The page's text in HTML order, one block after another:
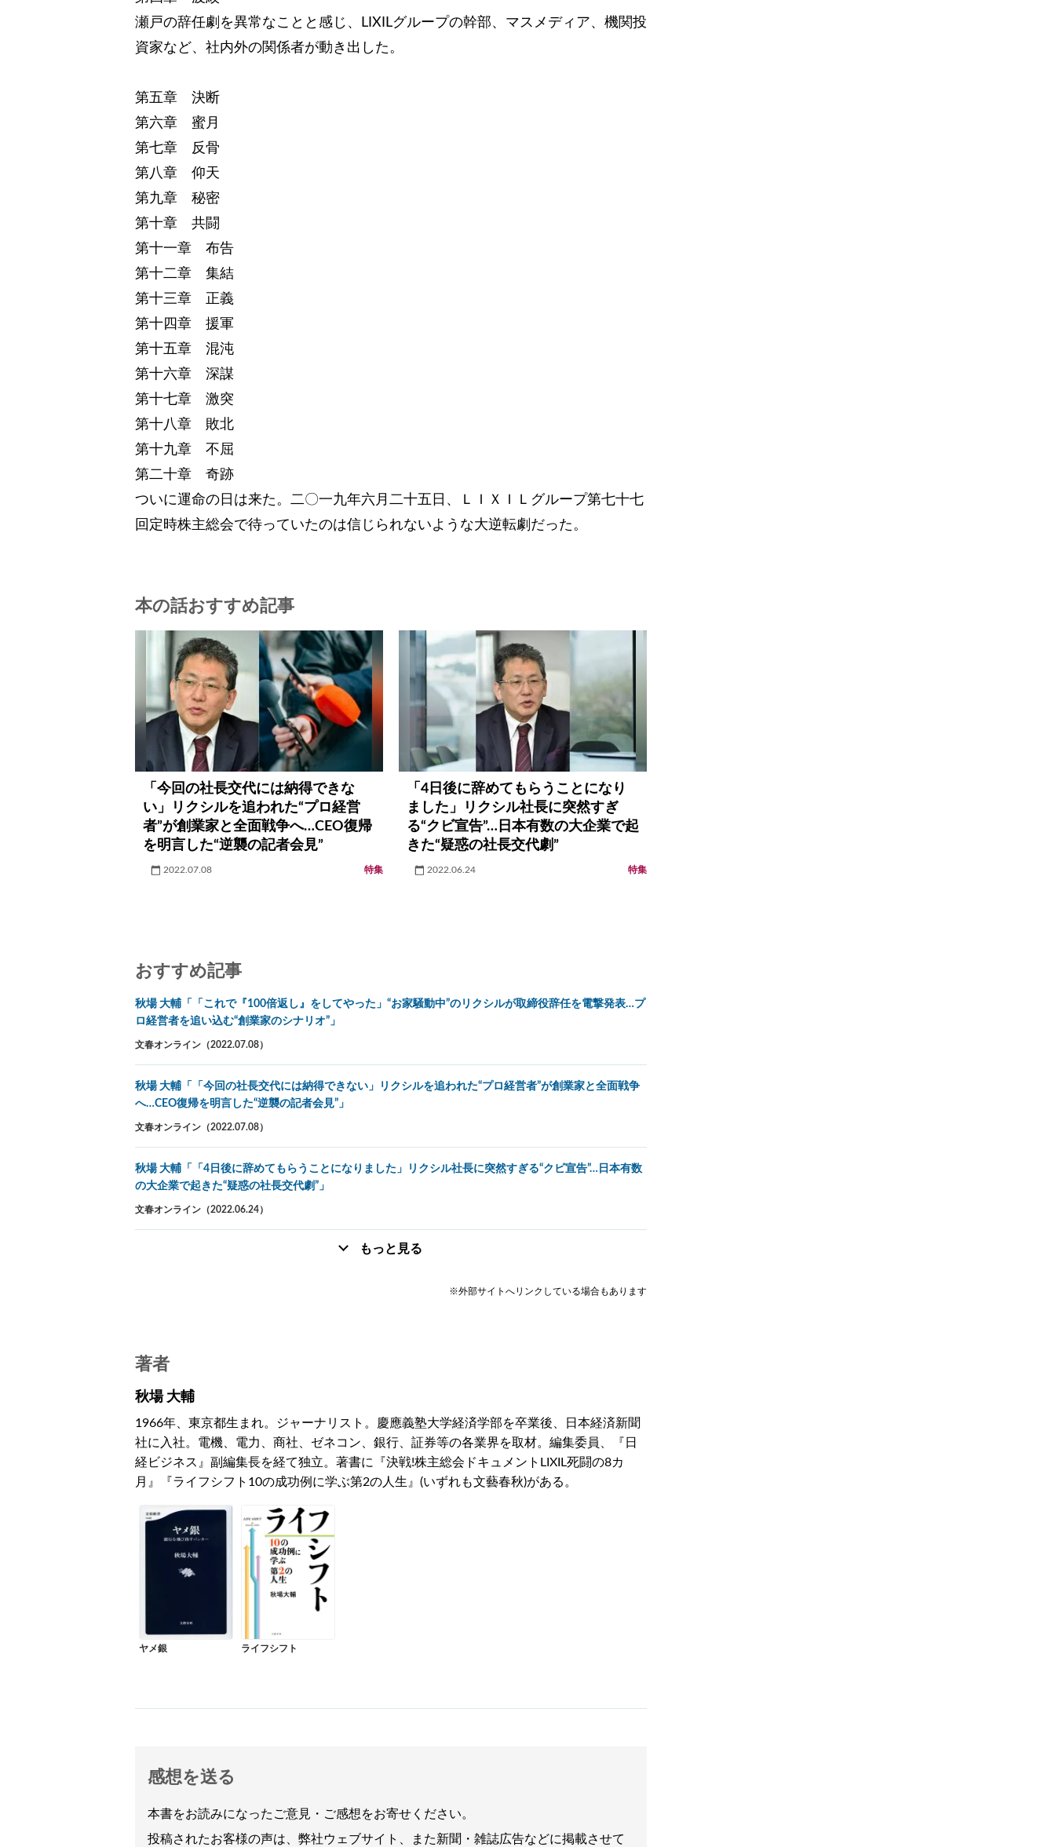
瀬戸の辞任劇を異常なことと感じ、LIXILグループの幹部、マスメディア、機関投
資家など、社内外の関係者が動き出した。
第五章 決断
第六章 蜜月
第七章 反骨
第八章 仰天
第九章 秘密
第十章 共闘
第十一章 布告
第十二章 集結
第十三章 正義
第十四章 援軍
第十五章 混沌
第十六章 深謀
第十七章 激突
第十八章 敗北
第十九章 不屈
第二十章 奇跡
ついに運命の日は来た。二〇一九年六月二十五日、ＬＩＸＩＬグループ第七十七
回定時株主総会で待っていたのは信じられないような大逆転劇だった。
本の話おすすめ記事
「今回の社長交代には納得できな
い」リクシルを追われた“プロ経営
者”が創業家と全面戦争へ…CEO復帰
を明言した“逆襲の記者会見”
2022.07.08 特集
「4日後に辞めてもらうことになり
ました」リクシル社長に突然すぎ
る“クビ宣告”…日本有数の大企業で起
きた“疑惑の社長交代劇”
2022.06.24 特集
おすすめ記事
秋場 大輔「「これで『100倍返し』をしてやった」“お家騒動中”のリクシルが取締役辞任を電撃発表…プ
ロ経営者を追い込む“創業家のシナリオ”」
文春オンライン（2022.07.08）
秋場 大輔「「今回の社長交代には納得できない」リクシルを追われた“プロ経営者”が創業家と全面戦争
へ…CEO復帰を明言した“逆襲の記者会見”」
文春オンライン（2022.07.08）
秋場 大輔「「4日後に辞めてもらうことになりました」リクシル社長に突然すぎる“クビ宣告”…日本有数
の大企業で起きた“疑惑の社長交代劇”」
文春オンライン（2022.06.24）
もっと見る
※外部サイトへリンクしている場合もあります
著者
秋場 大輔
1966年、東京都生まれ。ジャーナリスト。慶應義塾大学経済学部を卒業後、日本経済新聞
社に入社。電機、電力、商社、ゼネコン、銀行、証券等の各業界を取材。編集委員、『日
経ビジネス』副編集長を経て独立。著書に『決戦!株主総会ドキュメントLIXIL死闘の8カ
月』『ライフシフト10の成功例に学ぶ第2の人生』(いずれも文藝春秋)がある。
ヤメ銀 ライフシフト
感想を送る
本書をお読みになったご意見・ご感想をお寄せください。
投稿されたお客様の声は、弊社ウェブサイト、また新聞・雑誌広告などに掲載させて